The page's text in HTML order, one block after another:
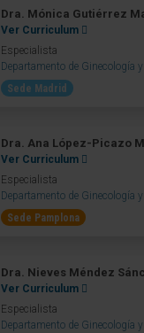
Dra. Mónica Gutiérrez
Ver Curriculum
Especialista
Departamento de Ginecología
Sede Madrid
Dra. Ana López-Picazo
Ver Curriculum
Especialista
Departamento de Ginecología
Sede Pamplona
Dra. Nieves Méndez
Ver Curriculum
Especialista
Departamento de Ginecología